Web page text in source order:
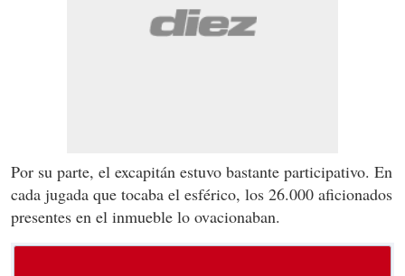
Por su parte, el excapitán estuvo bastante participativo. En
cada jugada que tocaba el esférico, los 26.000 aficionados
presentes en el inmueble lo ovacionaban.